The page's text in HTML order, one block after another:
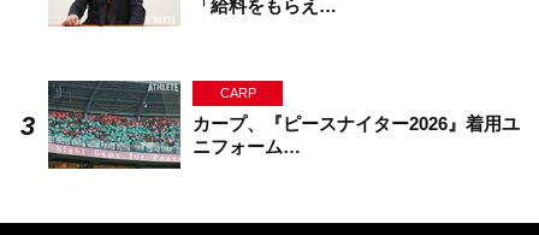
「給料をもらえ…
CARP
カープ、『ピースナイター2026』着用ユ
ニフォーム…